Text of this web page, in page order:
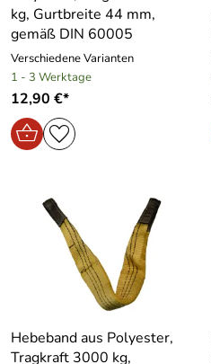
kg, Gurtbreite 44 mm,
gemäß DIN 60005
Verschiedene Varianten
1 - 3 Werktage
12,90 €*
Hebeband aus Polyester,
Tragkraft 3000 kg,